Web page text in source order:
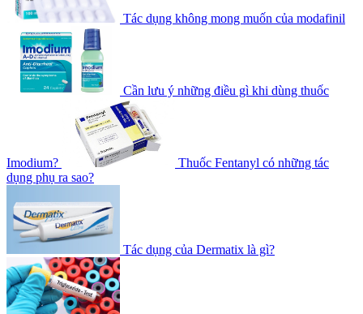
Tác dụng không mong muốn của modafinil
Cần lưu ý những điều gì khi dùng thuốc
Imodium?
Thuốc Fentanyl có những tác
dụng phụ ra sao?
Tác dụng của Dermatix là gì?